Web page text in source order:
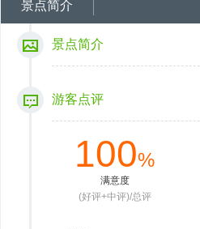
景点简介
景点简介
游客点评
100%
满意度
(好评+中评)/总评